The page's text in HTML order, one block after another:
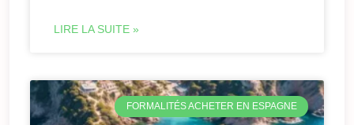
LIRE LA SUITE »
FORMALITÉS ACHETER EN ESPAGNE